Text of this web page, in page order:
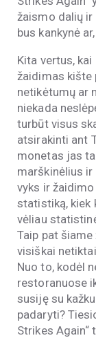
žaismo dalių
bus kankynė
Kita vertus,
žaidimas kište
netikėtumų ar
niekada
turbūt visus
atsirakinti ant
monetas jas
marškinėlius ir
vyks ir
statistiką, kiek
vėliau
Taip pat
visiškai
Nuo to, kodėl
restoranuose
susiję su
padaryti?
Strikes Again“